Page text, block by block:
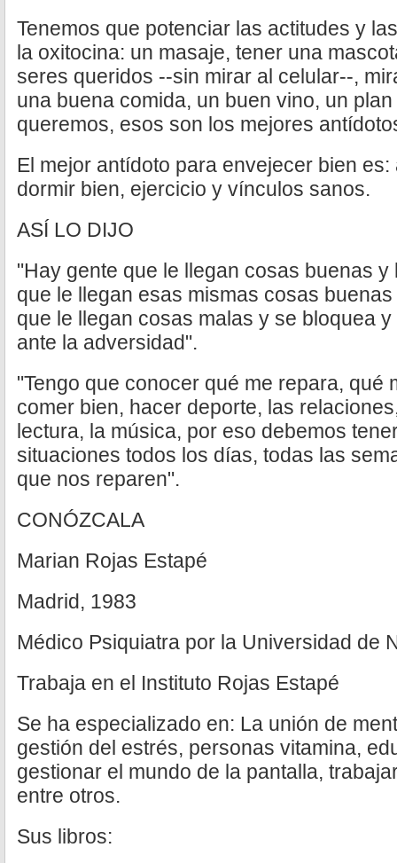
Tenemos que potenciar las actitudes y
la oxitocina: un masaje, tener una
seres queridos --sin mirar al celular--,
una buena comida, un buen vino, un
queremos, esos son los mejores
El mejor antídoto para envejecer bien
dormir bien, ejercicio y vínculos sanos.
ASÍ LO DIJO
"Hay gente que le llegan cosas buenas
que le llegan esas mismas cosas
que le llegan cosas malas y se bloquea
ante la adversidad".
"Tengo que conocer qué me repara, qué
comer bien, hacer deporte, las
lectura, la música, por eso debemos
situaciones todos los días, todas las
que nos reparen".
CONÓZCALA
Marian Rojas Estapé
Madrid, 1983
Médico Psiquiatra por la Universidad de
Trabaja en el Instituto Rojas Estapé
Se ha especializado en: La unión de
gestión del estrés, personas vitamina,
gestionar el mundo de la pantalla,
entre otros.
Sus libros: